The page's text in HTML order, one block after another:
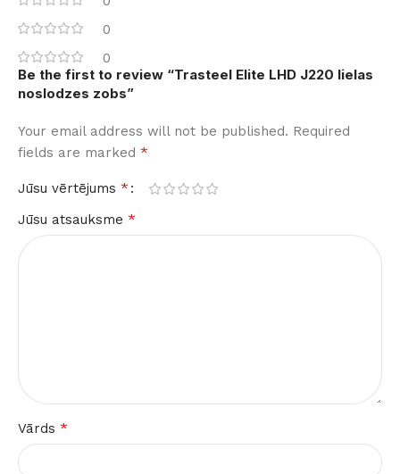
0
0
Be the first to review “Trasteel Elite LHD J220 lielas
noslodzes zobs”
Your email address will not be published. Required
fields are marked *
Jūsu vērtējums *
Jūsu atsauksme *
Vārds *